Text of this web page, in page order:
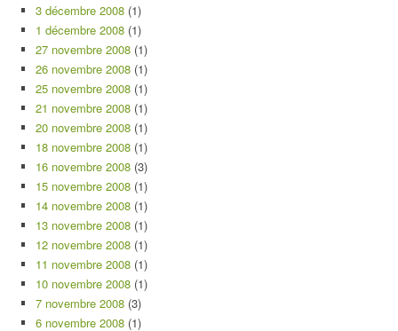
3 décembre 2008 (1)
1 décembre 2008 (1)
27 novembre 2008 (1)
26 novembre 2008 (1)
25 novembre 2008 (1)
21 novembre 2008 (1)
20 novembre 2008 (1)
18 novembre 2008 (1)
16 novembre 2008 (3)
15 novembre 2008 (1)
14 novembre 2008 (1)
13 novembre 2008 (1)
12 novembre 2008 (1)
11 novembre 2008 (1)
10 novembre 2008 (1)
7 novembre 2008 (3)
6 novembre 2008 (1)